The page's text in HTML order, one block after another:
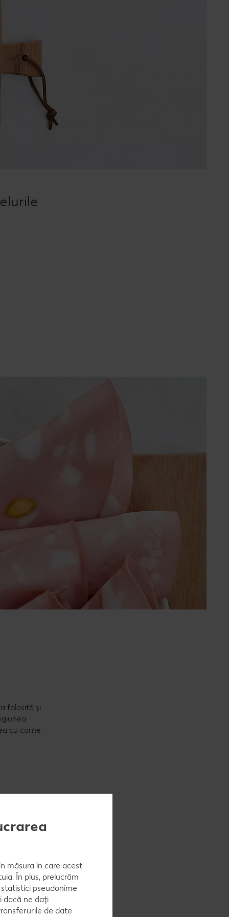
folosită și
cu carne
măsura în care acest
În plus, prelucrăm
pseudonime
dacă ne dați
de date